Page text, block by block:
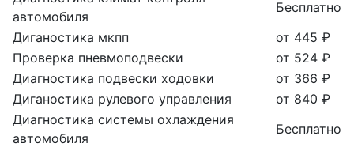
автомобиля
Бесплатно
Диганостика мкпп
от 445 ₽
Проверка пневмоподвески
от 524 ₽
Диагностика подвески ходовки
от 366 ₽
Диганостика рулевого управления
от 840 ₽
Диагностика системы охлаждения
автомобиля
Бесплатно